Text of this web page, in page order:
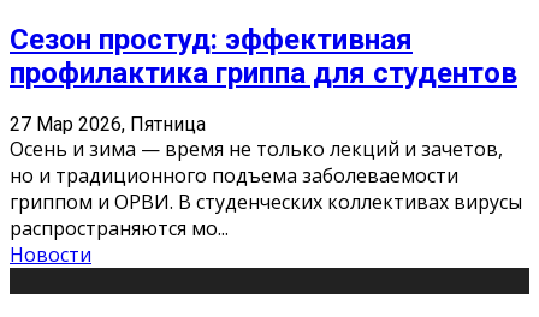
Сезон простуд: эффективная
профилактика гриппа для студентов
27 Мар 2026, Пятница
Осень и зима — время не только лекций и зачетов,
но и традиционного подъема заболеваемости
гриппом и ОРВИ. В студенческих коллективах вирусы
распространяются мо...
Новости